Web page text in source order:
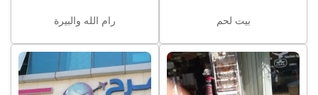
بيت لحم رام الله والبيرة